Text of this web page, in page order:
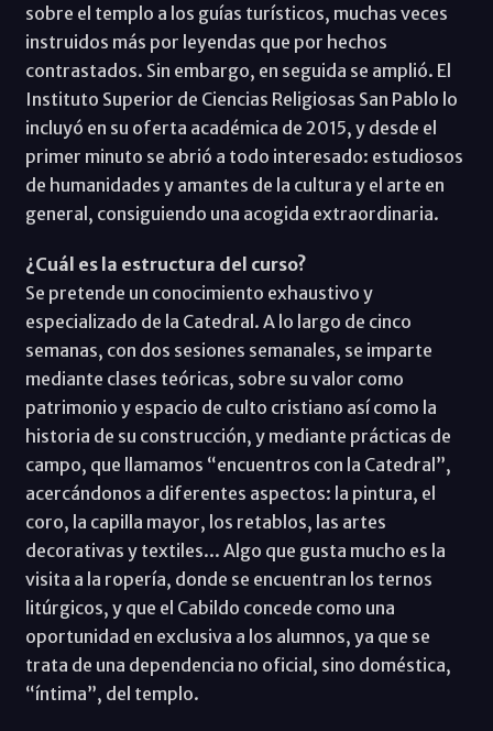
sobre el templo a los guías turísticos, muchas veces
instruidos más por leyendas que por hechos
contrastados. Sin embargo, en seguida se amplió. El
Instituto Superior de Ciencias Religiosas San Pablo lo
incluyó en su oferta académica de 2015, y desde el
primer minuto se abrió a todo interesado: estudiosos
de humanidades y amantes de la cultura y el arte en
general, consiguiendo una acogida extraordinaria.
¿Cuál es la estructura del curso?
Se pretende un conocimiento exhaustivo y
especializado de la Catedral. A lo largo de cinco
semanas, con dos sesiones semanales, se imparte
mediante clases teóricas, sobre su valor como
patrimonio y espacio de culto cristiano así como la
historia de su construcción, y mediante prácticas de
campo, que llamamos “encuentros con la Catedral”,
acercándonos a diferentes aspectos: la pintura, el
coro, la capilla mayor, los retablos, las artes
decorativas y textiles... Algo que gusta mucho es la
visita a la ropería, donde se encuentran los ternos
litúrgicos, y que el Cabildo concede como una
oportunidad en exclusiva a los alumnos, ya que se
trata de una dependencia no oficial, sino doméstica,
“íntima”, del templo.